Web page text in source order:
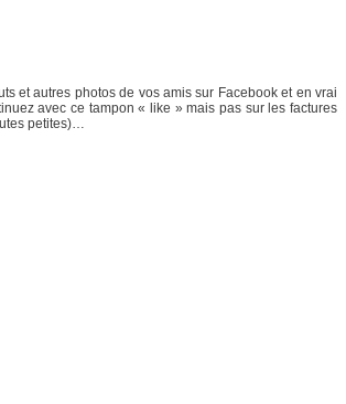
et autres photos de vos amis sur Facebook et en vrai
avec ce tampon « like » mais pas sur les factures
petites)…